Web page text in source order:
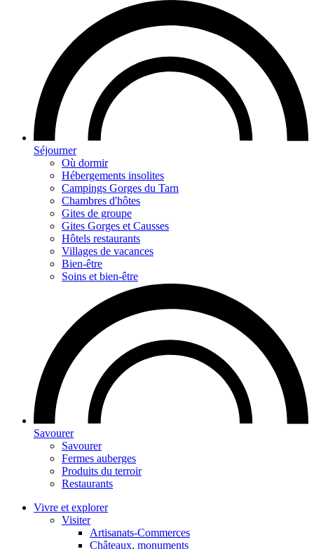
Séjourner
Où dormir
Hébergements insolites
Campings Gorges du Tarn
Chambres d'hôtes
Gites de groupe
Gites Gorges et Causses
Hôtels restaurants
Villages de vacances
Bien-être
Soins et bien-être
Savourer
Savourer
Fermes auberges
Produits du terroir
Restaurants
Vivre et explorer
Visiter
Artisanats-Commerces
Châteaux, monuments